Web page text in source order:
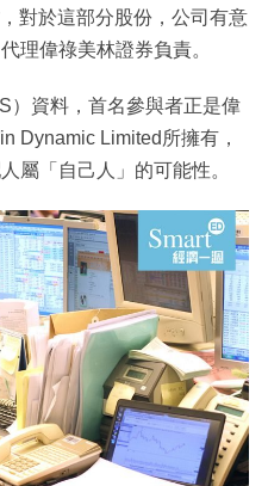
對於這部分股份，公司有意
理偉祿美林證券負責。
）資料，首名參與者正是偉
Dynamic Limited所擁有，
屬「自己人」的可能性。